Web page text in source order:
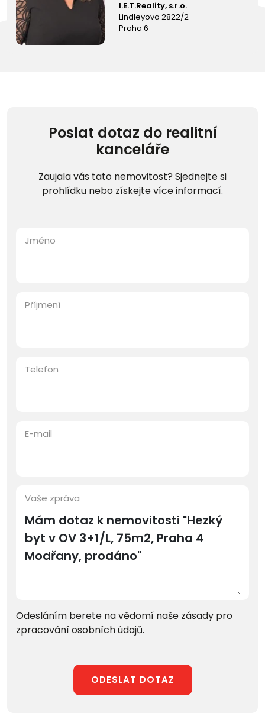
I.E.T.Reality, s.r.o.
Lindleyova 2822/2
Praha 6
Poslat dotaz do realitní
kanceláře
Zaujala vás tato nemovitost? Sjednejte si
prohlídku nebo získejte více informací.
Jméno
Příjmení
Telefon
E-mail
Vaše zpráva
Odesláním berete na vědomí naše zásady pro
zpracování osobních údajů.
ODESLAT DOTAZ